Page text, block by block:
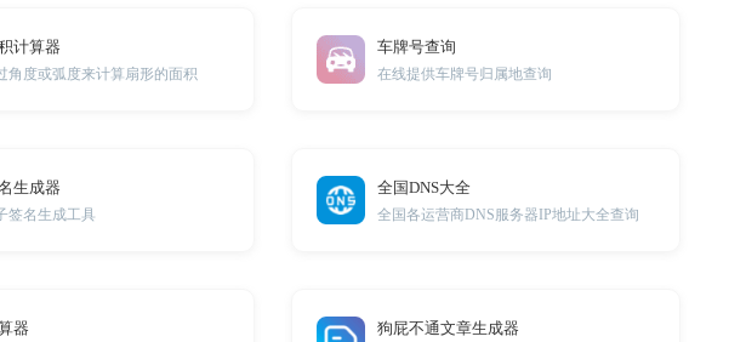
计算器
角度或弧度来计算扇形的面积
车牌号查询
在线提供车牌号归属地查询
生成器
签名生成工具
全国DNS大全
全国各运营商DNS服务器IP地址大全查询
器 狗屁不通文章生成器